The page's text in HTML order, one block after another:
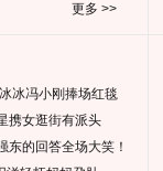
更多 >>
冰冯小刚捧场红毯
携女逛街有派头
东的回答全场大笑！